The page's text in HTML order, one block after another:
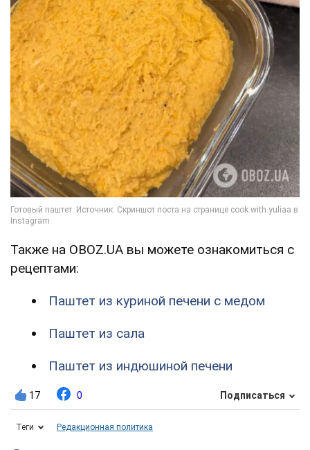
Также на OBOZ.UA вы можете ознакомиться с
рецептами:
Паштет из куриной печени с медом
Паштет из сала
Паштет из индюшиной печени
17 0 Подписаться
Теги Редакционная политика